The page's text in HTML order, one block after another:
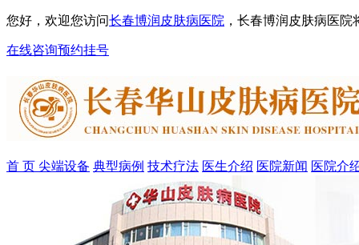
您好，欢迎您访问长春博润皮肤病医院 ，长春博润皮肤病医
在线咨询预约挂号
首 页 尖端设备 典型病例 技术疗法 医生介绍 医院新闻 医院介